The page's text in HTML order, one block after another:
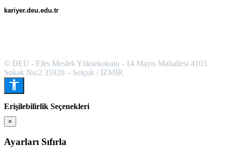
kariyer.deu.edu.tr
© DEÜ - Efes Meslek Yüksekokulu - 14 Mayıs Mahallesi 4103
Sokak No:2 35920 – Selçuk / İZMİR
Erişilebilirlik Seçenekleri
×
Ayarları Sıfırla